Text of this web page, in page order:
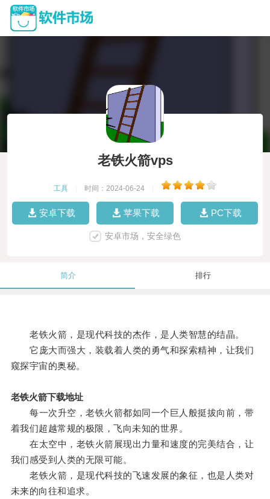
老铁火箭vps
工具 时间：2024-06-24
安卓下载 苹果下载 PC下载
安卓市场，安全绿色
简介 排行
老铁火箭，是现代科技的杰作，是人类智慧的结晶。
它庞大而强大，装载着人类的勇气和探索精神，让我们
窥探宇宙的奥秘。
老铁火箭下载地址
每一次升空，老铁火箭都如同一个巨人般挺拔向前，带
着我们超越常规的极限，飞向未知的世界。
在太空中，老铁火箭展现出力量和速度的完美结合，让
我们感受到人类的无限可能。
老铁火箭，是现代科技的飞速发展的象征，也是人类对
未来的向往和追求。